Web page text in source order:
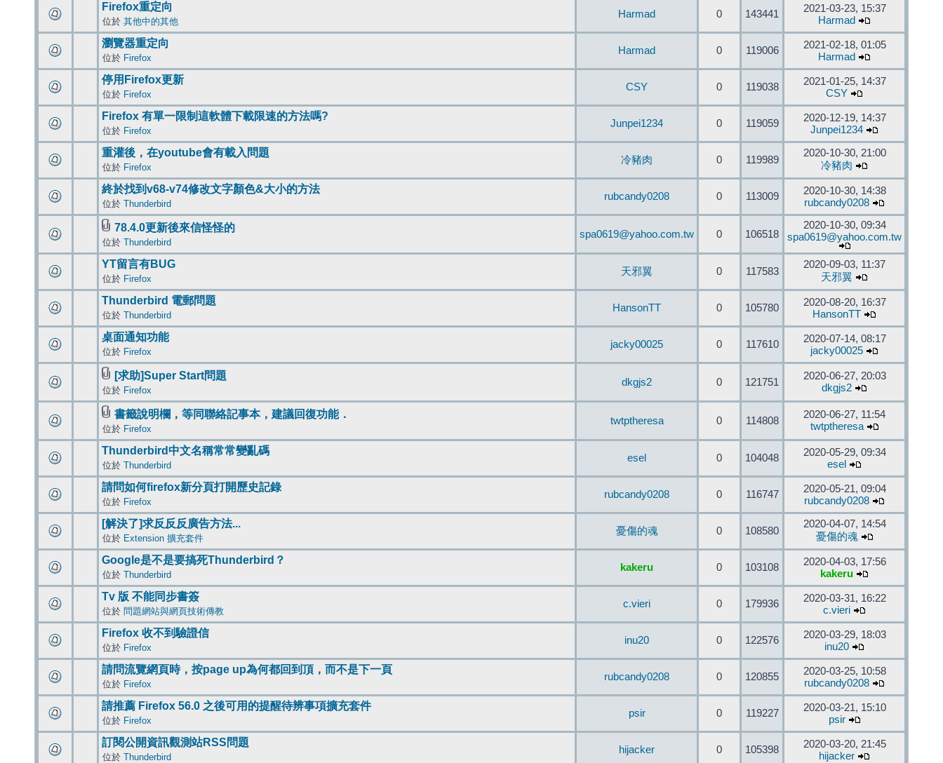
Firefox重定向
位於 其他中的其他
Harmad 0 143441
2021-03-23, 15:37
Harmad
瀏覽器重定向
位於 Firefox
Harmad 0 119006
2021-02-18, 01:05
Harmad
停用Firefox更新
位於 Firefox
CSY 0 119038
2021-01-25, 14:37
CSY
Firefox 有單一限制這軟體下載限速的方法嗎?
位於 Firefox
Junpei1234 0 119059
2020-12-19, 14:37
Junpei1234
重灌後，在youtube會有載入問題
位於 Firefox
冷豬肉 0 119989
2020-10-30, 21:00
冷豬肉
終於找到v68-v74修改文字顏色&大小的方法
位於 Thunderbird
rubcandy0208 0 113009
2020-10-30, 14:38
rubcandy0208
78.4.0更新後來信怪怪的
位於 Thunderbird
spa0619@yahoo.com.tw 0 106518
2020-10-30, 09:34
spa0619@yahoo.com.tw
YT留言有BUG
位於 Firefox
天邪翼 0 117583
2020-09-03, 11:37
天邪翼
Thunderbird 電郵問題
位於 Thunderbird
HansonTT 0 105780
2020-08-20, 16:37
HansonTT
桌面通知功能
位於 Firefox
jacky00025 0 117610
2020-07-14, 08:17
jacky00025
[求助]Super Start問題
位於 Firefox
dkgjs2 0 121751
2020-06-27, 20:03
dkgjs2
書籤說明欄，等同聯絡記事本，建議回復功能．
位於 Firefox
twtptheresa 0 114808
2020-06-27, 11:54
twtptheresa
Thunderbird中文名稱常常變亂碼
位於 Thunderbird
esel 0 104048
2020-05-29, 09:34
esel
請問如何firefox新分頁打開歷史記錄
位於 Firefox
rubcandy0208 0 116747
2020-05-21, 09:04
rubcandy0208
[解決了]求反反反廣告方法...
位於 Extension 擴充套件
憂傷的魂 0 108580
2020-04-07, 14:54
憂傷的魂
Google是不是要搞死Thunderbird？
位於 Thunderbird
kakeru 0 103108
2020-04-03, 17:56
kakeru
Tv 版 不能同步書簽
位於 問題網站與網頁技術傳教
c.vieri 0 179936
2020-03-31, 16:22
c.vieri
Firefox 收不到驗證信
位於 Firefox
inu20 0 122576
2020-03-29, 18:03
inu20
請問流覽網頁時，按page up為何都回到頂，而不是下一頁
位於 Firefox
rubcandy0208 0 120855
2020-03-25, 10:58
rubcandy0208
請推薦 Firefox 56.0 之後可用的提醒待辨事項擴充套件
位於 Firefox
psir 0 119227
2020-03-21, 15:10
psir
訂閱公開資訊觀測站RSS問題
位於 Thunderbird
hijacker 0 105398
2020-03-20, 21:45
hijacker